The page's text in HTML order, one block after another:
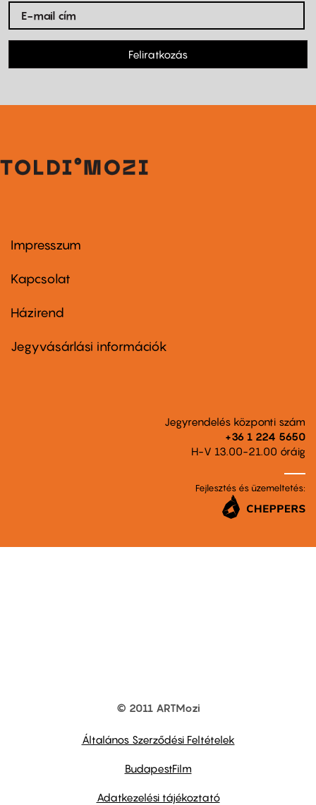
Feliratkozás
Footer
first
Impresszum
Kapcsolat
Footer
second
Házirend
Jegyvásárlási információk
Jegyrendelés központi szám
+36 1 224 5650
H-V 13.00-21.00 óráig
Fejlesztés és üzemeltetés:
© 2011 ARTMozi
Általános Szerződési Feltételek
BudapestFilm
Adatkezelési tájékoztató